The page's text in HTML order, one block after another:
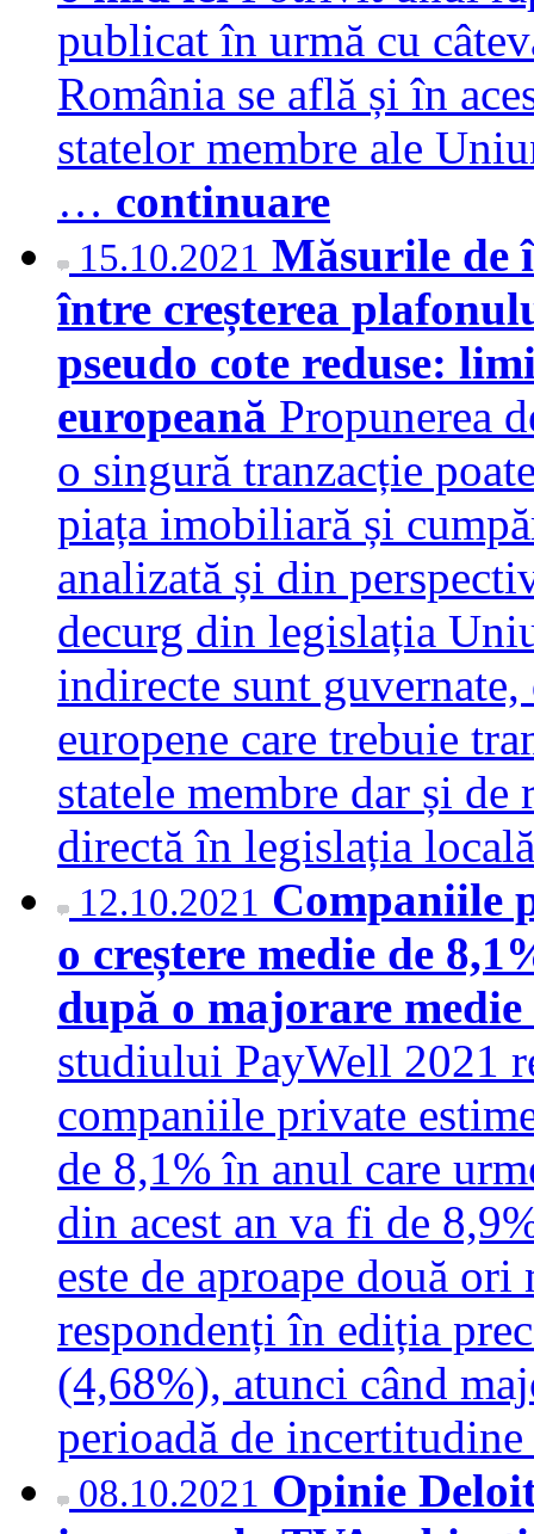
publicat în urmă cu
România se află și în
statelor membre ale
… continuare
15.10.2021 Măsurile de
între creșterea
pseudo cote reduse:
europeană Propunerea
o singură tranzacție
piața imobiliară și
analizată și din
decurg din legislația
indirecte sunt
europene care trebuie
statele membre dar și
directă în legislația
12.10.2021 Companiile
o creștere medie de
după o majorare
studiului PayWell 2021
companiile private
de 8,1% în anul care
din acest an va fi de
este de aproape două
respondenți în ediția
(4,68%), atunci când
perioadă de
08.10.2021 Opinie